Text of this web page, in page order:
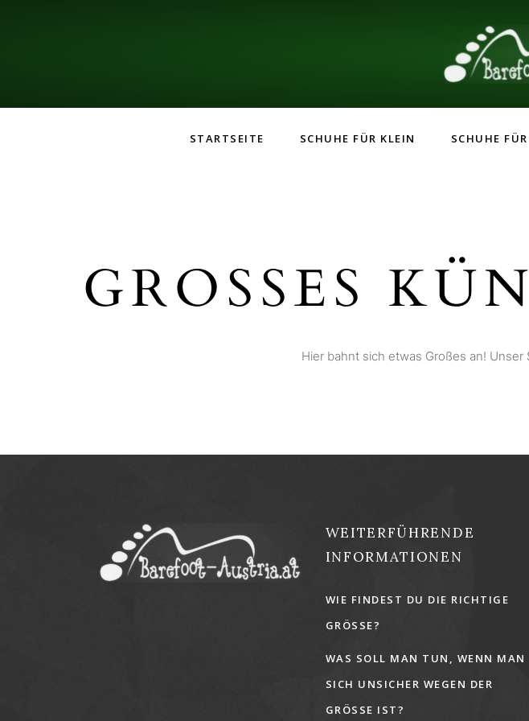
STARTSEITE SCHUHE FÜR KLEIN SCHUHE FÜR
GROSSES
Hier bahnt sich etwas Großes an!
WEITERFÜHRENDE
INFORMATIONEN
WIE FINDEST DU DIE RICHTIGE
GRÖSSE?
WAS SOLL MAN TUN, WENN MAN
SICH UNSICHER WEGEN DER
GRÖSSE IST?